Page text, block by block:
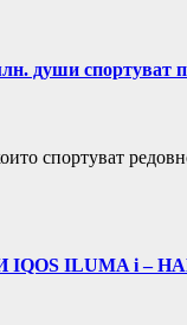
души спортуват
спортуват
ILUMA i –